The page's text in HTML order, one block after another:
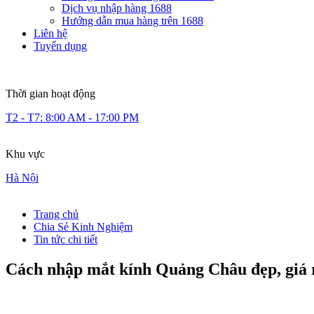
Dịch vụ nhập hàng 1688
Hướng dẫn mua hàng trên 1688
Liên hệ
Tuyển dụng
Thời gian hoạt động
T2 - T7: 8:00 AM - 17:00 PM
Khu vực
Hà Nội
Trang chủ
Chia Sẻ Kinh Nghiệm
Tin tức chi tiết
Cách nhập mắt kính Quảng Châu đẹp, giá